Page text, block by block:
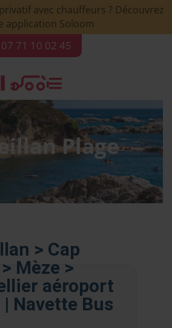
avec chauffeurs ? Découvrez
application Soloom
07 71 10 02 45

Plage
> Cap
Mèze >
aéroport
Navette Bus